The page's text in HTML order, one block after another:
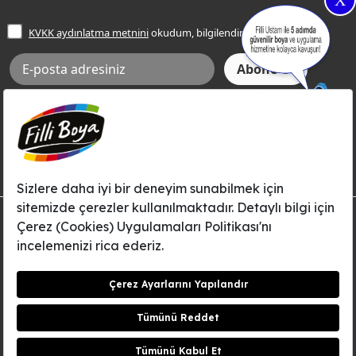
Frezya Rengi
Bilgi Toplumu Hizmetleri
İnternet Sitesi Kullanım Koşulları
KVKK Talep Formu
KVKK Aydınlatma Metni
KVKK aydınlatma metniniokudum, bilgilendim.
Aksi tarafımca bildirilene dek, Betek Boya ve Kimya Sanayi A.Ş.'nin
Filli Boya dahil tüm markaları ile ilgili kampanya, duyuru, hizmetler ve
tanıtım faaliyetleri vb. ile ilgili olarak e-posta yoluyla şahsıma
© Filli Boya 2026. Tüm Hakları Saklıdır.